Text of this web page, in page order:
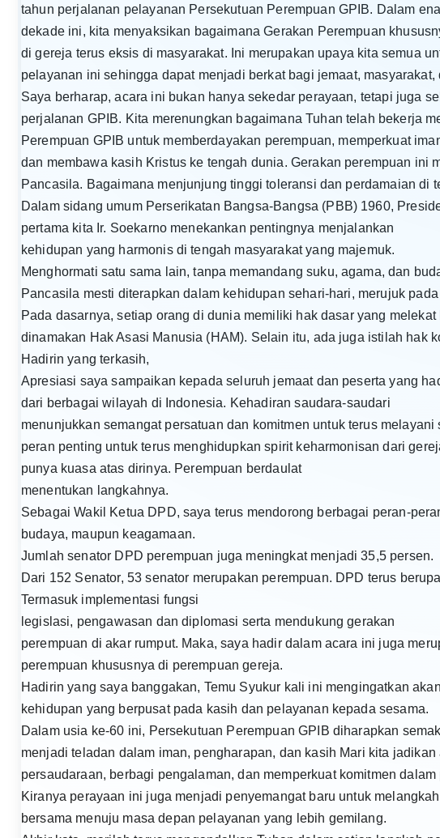
tahun perjalanan pelayanan Persekutuan Perempuan GPIB. Dalam
dekade ini, kita menyaksikan bagaimana Gerakan Perempuan
di gereja terus eksis di masyarakat. Ini merupakan upaya kita semua
pelayanan ini sehingga dapat menjadi berkat bagi jemaat, masyarakat,
Saya berharap, acara ini bukan hanya sekedar perayaan, tetapi juga
perjalanan GPIB. Kita merenungkan bagaimana Tuhan telah bekerja
Perempuan GPIB untuk memberdayakan perempuan, memperkuat
dan membawa kasih Kristus ke tengah dunia. Gerakan perempuan ini
Pancasila. Bagaimana menjunjung tinggi toleransi dan perdamaian di
Dalam sidang umum Perserikatan Bangsa-Bangsa (PBB) 1960,
pertama kita Ir. Soekarno menekankan pentingnya menjalankan
kehidupan yang harmonis di tengah masyarakat yang majemuk.
Menghormati satu sama lain, tanpa memandang suku, agama, dan
Pancasila mesti diterapkan dalam kehidupan sehari-hari, merujuk
Pada dasarnya, setiap orang di dunia memiliki hak dasar yang
dinamakan Hak Asasi Manusia (HAM). Selain itu, ada juga istilah hak
Hadirin yang terkasih,
Apresiasi saya sampaikan kepada seluruh jemaat dan peserta yang
dari berbagai wilayah di Indonesia. Kehadiran saudara-saudari
menunjukkan semangat persatuan dan komitmen untuk terus
peran penting untuk terus menghidupkan spirit keharmonisan dari
punya kuasa atas dirinya. Perempuan berdaulat
menentukan langkahnya.
Sebagai Wakil Ketua DPD, saya terus mendorong berbagai peran-
budaya, maupun keagamaan.
Jumlah senator DPD perempuan juga meningkat menjadi 35,5 persen.
Dari 152 Senator, 53 senator merupakan perempuan. DPD terus
Termasuk implementasi fungsi
legislasi, pengawasan dan diplomasi serta mendukung gerakan
perempuan di akar rumput. Maka, saya hadir dalam acara ini juga
perempuan khususnya di perempuan gereja.
Hadirin yang saya banggakan, Temu Syukur kali ini mengingatkan
kehidupan yang berpusat pada kasih dan pelayanan kepada sesama.
Dalam usia ke-60 ini, Persekutuan Perempuan GPIB diharapkan
menjadi teladan dalam iman, pengharapan, dan kasih Mari kita
persaudaraan, berbagi pengalaman, dan memperkuat komitmen dalam
Kiranya perayaan ini juga menjadi penyemangat baru untuk melangkah
bersama menuju masa depan pelayanan yang lebih gemilang.